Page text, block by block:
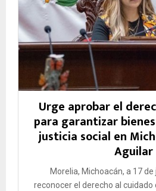
Urge aprobar el
para garantizar
justicia social en
Aguilar
Morelia, Michoacán, a 17 de
reconocer el derecho al cuidado